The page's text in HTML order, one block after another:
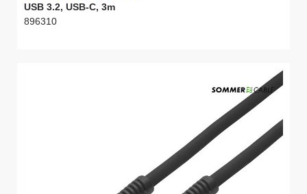
USB 3.2, USB-C, 3m
896310